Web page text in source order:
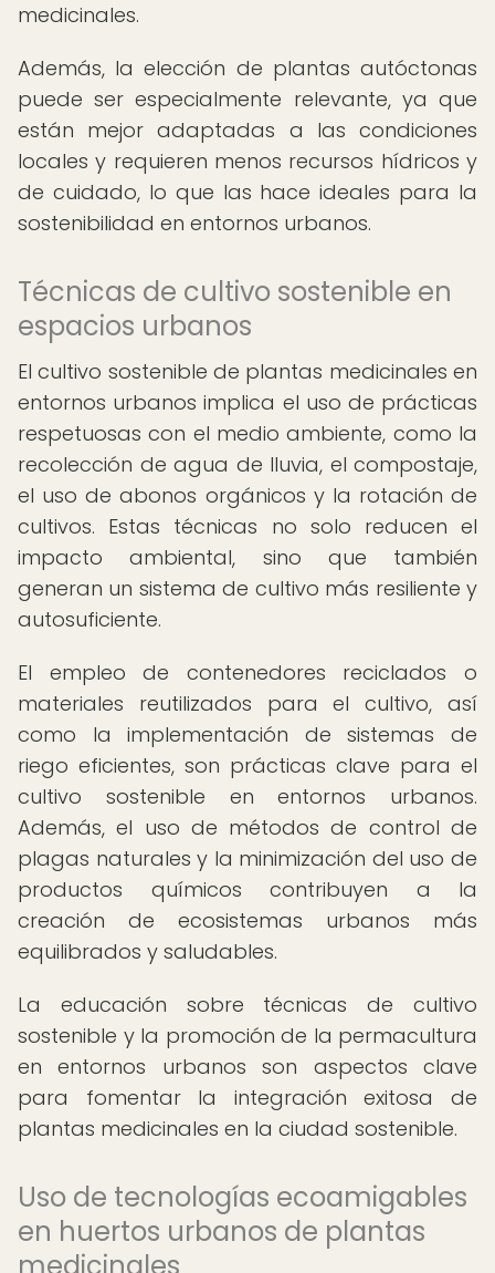
medicinales.
Además, la elección de plantas autóctonas
puede ser especialmente relevante, ya que
están mejor adaptadas a las condiciones
locales y requieren menos recursos hídricos y
de cuidado, lo que las hace ideales para la
sostenibilidad en entornos urbanos.
Técnicas de cultivo sostenible en
espacios urbanos
El cultivo sostenible de plantas medicinales en
entornos urbanos implica el uso de prácticas
respetuosas con el medio ambiente, como la
recolección de agua de lluvia, el compostaje,
el uso de abonos orgánicos y la rotación de
cultivos. Estas técnicas no solo reducen el
impacto ambiental, sino que también
generan un sistema de cultivo más resiliente y
autosuficiente.
El empleo de contenedores reciclados o
materiales reutilizados para el cultivo, así
como la implementación de sistemas de
riego eficientes, son prácticas clave para el
cultivo sostenible en entornos urbanos.
Además, el uso de métodos de control de
plagas naturales y la minimización del uso de
productos químicos contribuyen a la
creación de ecosistemas urbanos más
equilibrados y saludables.
La educación sobre técnicas de cultivo
sostenible y la promoción de la permacultura
en entornos urbanos son aspectos clave
para fomentar la integración exitosa de
plantas medicinales en la ciudad sostenible.
Uso de tecnologías ecoamigables
en huertos urbanos de plantas